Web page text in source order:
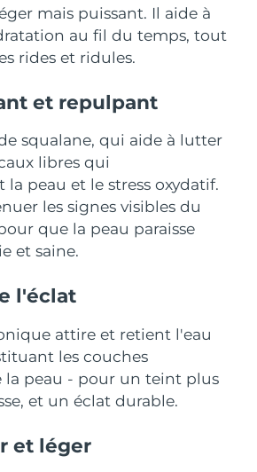
mais puissant. Il aide à
au fil du temps, tout
rides et ridules.
et repulpant
squalane, qui aide à lutter
libres qui
peau et le stress oxydatif.
les signes visibles du
que la peau paraisse
et saine.
l'éclat
attire et retient l'eau
les couches
la peau - pour un teint plus
et un éclat durable.
et léger
hair
Hommes
Livraison estimée12/8/26
Livraison estimée
Livraison estimée
Livraison estimée13/8/26
Livraison estimée10/8/26
Livraison estimée8/8/26
Livraison estimée
Livraison estimée
Livraison estimée